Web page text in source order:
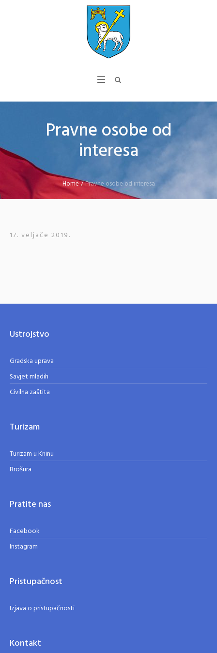
Pravne osobe od
interesa
Home/Pravne osobe od interesa
17. veljače 2019.
Ustrojstvo
Gradska uprava
Savjet mladih
Civilna zaštita
Turizam
Turizam u Kninu
Brošura
Pratite nas
Facebook
Instagram
Pristupačnost
Izjava o pristupačnosti
Kontakt